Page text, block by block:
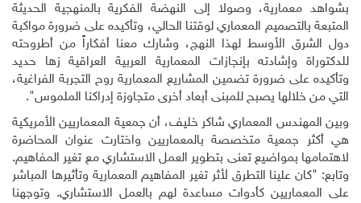
بشواهد معمارية، وصولا إلى النهضة الفكرية بالمنهجية الحديثة
المتبعة بالتصميم المعماري لوقتنا الحالي، وتأكيده على ضرورة مواكبة
دول الشرق الأوسط لهذا النهج، وشارك معنا أفكاراً من أطروحته
للدكتوراة وإشادته بإنجازات المعمارية العربية العراقية زها حديد
وتأكيده على ضرورة تضمين المشاريع المعمارية روح التجربة الفراغية،
التي من خلالها يصبح للمبنى أبعاد أخرى متجاوزة إدراكنا الملموس".
وبين المهندس المعماري شاكر خليف، أن جمعية المعماريين الأمريكية
هي أكثر جمعية متخصصة بالمعماريين واختارت عنوان المحاضرة
لاهتمامها بمواضيع تعنى بتطوير العمل الاستشاري مع تغير المفاهيم.
وتابع: "كان علينا التطرق لأثر تغير المفاهيم المعمارية وتأثيرها المباشر
على المعماريين كأدوات مساعدة لهم بالعمل الاستشاري. وتوجهنا